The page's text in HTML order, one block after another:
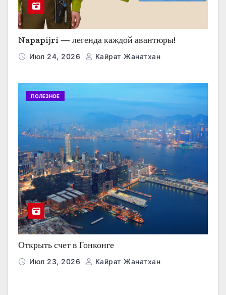
Napapijri — легенда каждой авантюры!
Июл 24, 2026 Кайрат Жанатхан
ПОЛЕЗНОЕ
Открыть счет в Гонконге
Июл 23, 2026 Кайрат Жанатхан